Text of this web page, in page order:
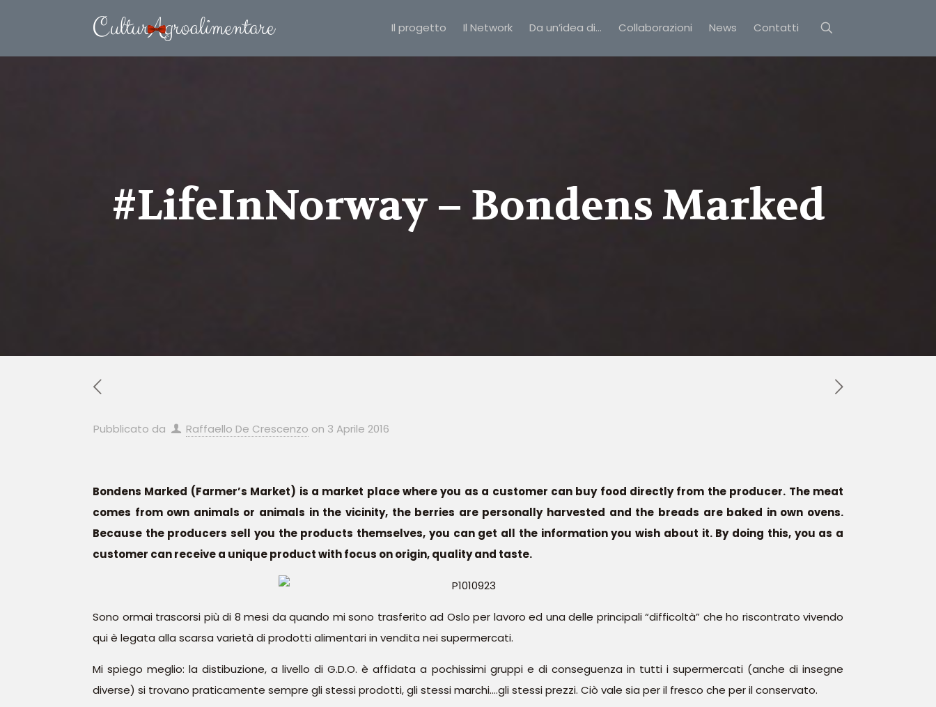
Il progetto Il Network Da un’idea di… Collaborazioni News Contatti
#LifeInNorway – Bondens Marked
Pubblicato da Raffaello De Crescenzo on 3 Aprile 2016
Bondens Marked (Farmer’s Market) is a market place where you as a customer can buy food directly from the producer. The meat
comes from own animals or animals in the vicinity, the berries are personally harvested and the breads are baked in own ovens.
Because the producers sell you the products themselves, you can get all the information you wish about it. By doing this, you as a
customer can receive a unique product with focus on origin, quality and taste.
Sono ormai trascorsi più di 8 mesi da quando mi sono trasferito ad Oslo per lavoro ed una delle principali “difficoltà” che ho riscontrato vivendo
qui è legata alla scarsa varietà di prodotti alimentari in vendita nei supermercati.
Mi spiego meglio: la distibuzione, a livello di G.D.O. è affidata a pochissimi gruppi e di conseguenza in tutti i supermercati (anche di insegne
diverse) si trovano praticamente sempre gli stessi prodotti, gli stessi marchi….gli stessi prezzi. Ciò vale sia per il fresco che per il conservato.